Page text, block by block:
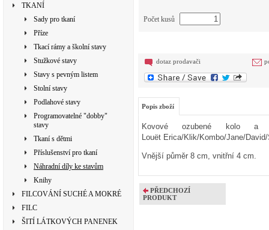
TKANÍ
Sady pro tkaní
Příze
Tkací rámy a školní stavy
Stužkové stavy
Stavy s pevným listem
Stolní stavy
Podlahové stavy
Programovatelné "dobby"
stavy
Tkaní s dětmi
Příslušenství pro tkaní
Náhradní díly ke stavům
Knihy
FILCOVÁNÍ SUCHÉ A MOKRÉ
FILC
ŠITÍ LÁTKOVÝCH PANENEK
Počet kusů
dotaz prodavači
Popis zboží
Kovové ozubené kolo a
Louët Erica/Klik/Kombo/Jane/
Vnější půměr 8 cm, vnitřní 4 cm.
PŘEDCHOZÍ
PRODUKT